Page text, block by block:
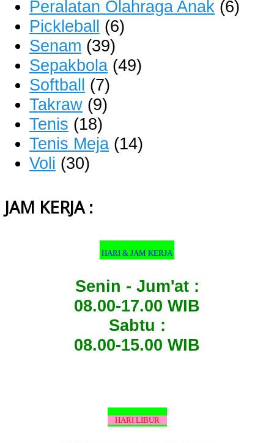
Peralatan Olahraga Anak (6)
Pickleball
(6)
Senam (39)
Sepakbola (49)
Softball
(7)
Takraw (9)
Tenis (18)
Tenis Meja (14)
Voli (30)
JAM KERJA :
HARI & JAM KERJA
Senin - Jum'at :
08.00-17.00 WIB
Sabtu :
08.00-15.00 WIB
HARI LIBUR